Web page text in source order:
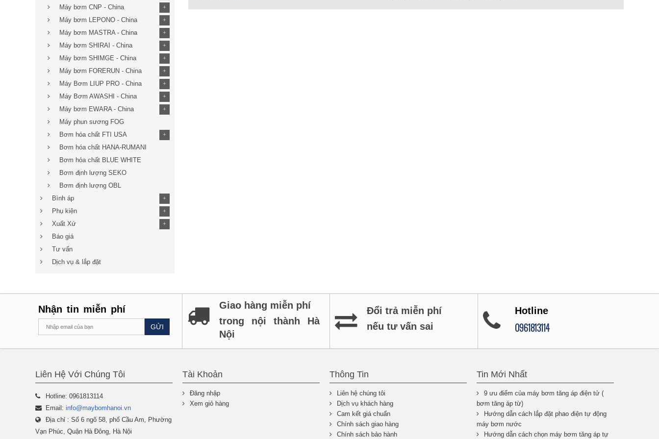
Máy bơm CNP - China +
Máy bơm LEPONO - China +
Máy bơm MASTRA - China +
Máy bơm SHIRAI - China +
Máy bơm SHIMGE - China +
Máy bơm FORERUN - China +
Máy Bơm LIUP PRO - China +
Máy Bơm AWASHI - China +
Máy bơm EWARA - China +
Máy phun sương FOG
Bơm hóa chất FTI USA
+
Bơm hóa chất HANA-RUMANI
Bơm hóa chất BLUE WHITE
Bơm định lượng SEKO
Bơm định lượng OBL
Bình áp
+
Phụ kiện +
Xuất Xứ +
Báo giá
Tư vấn
Dịch vụ & lắp đặt
Nhận tin miễn phí
GỬI
Giao hàng miễn phí
trong nội thành Hà
Nội
Đổi trả miễn phí
nếu tư vấn sai
Hotline
0961813114
Liên Hệ Với Chúng Tôi
Hotline: 0961813114
Email: info@maybomhanoi.vn
Địa chỉ : Số 6 ngõ 58, phố Cầu Am, Phường
Vạn Phúc, Quận Hà Đông, Hà Nội
Tài Khoản
Đăng nhập
Xem giỏ hàng
Thông Tin
Liên hệ chúng tôi
Dịch vụ khách hàng
Cam kết giá chuẩn
Chính sách giao hàng
Chính sách bảo hành
Tin Mới Nhất
9 ưu điểm của máy bơm tăng áp điện tử (
bơm tăng áp từ)
Hướng dẫn cách lắp đặt phao điện tự động
máy bơm nước
Hướng dẫn cách chọn máy bơm tăng áp tự